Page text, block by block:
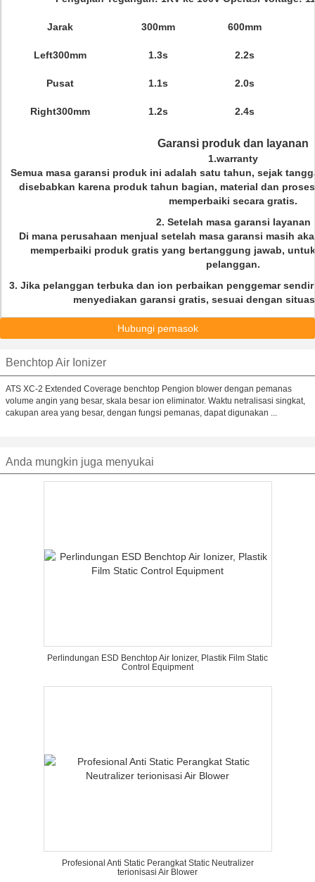
Jarak 300mm 600mm
Left300mm 1.3s 2.2s
Pusat 1.1s 2.0s
Right300mm 1.2s 2.4s
Garansi produk dan layanan
1.warranty
Semua masa garansi produk ini adalah satu tahun, sejak
disebabkan karena produk tahun bagian, material dan
memperbaiki secara gratis.
2. Setelah masa garansi layanan
Di mana perusahaan menjual setelah masa garansi masih
memperbaiki produk gratis yang bertanggung jawab,
pelanggan.
3. Jika pelanggan terbuka dan ion perbaikan penggemar
menyediakan garansi gratis, sesuai dengan
Hubungi pemasok
Benchtop Air Ionizer
ATS XC-2 Extended Coverage benchtop Pengion blower dengan pemanas
volume angin yang besar, skala besar ion eliminator. Waktu netralisasi singkat,
cakupan area yang besar, dengan fungsi pemanas, dapat digunakan ...
Anda mungkin juga menyukai
Perlindungan ESD Benchtop Air Ionizer, Plastik Film Static
Control Equipment
Profesional Anti Static Perangkat Static Neutralizer
terionisasi Air Blower